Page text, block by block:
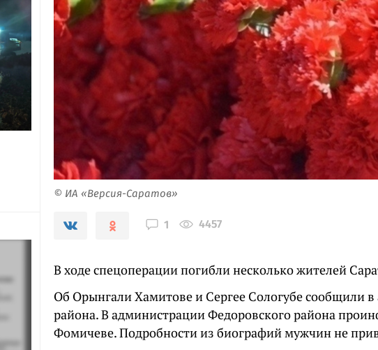
© ИА «Версия-Саратов»
1 4457
В ходе спецоперации погибли несколько жителей
Об Орынгали Хамитове и Сергее Сологубе сообщили
района. В администрации Федоровского района
Фомичеве. Подробности из биографий мужчин не